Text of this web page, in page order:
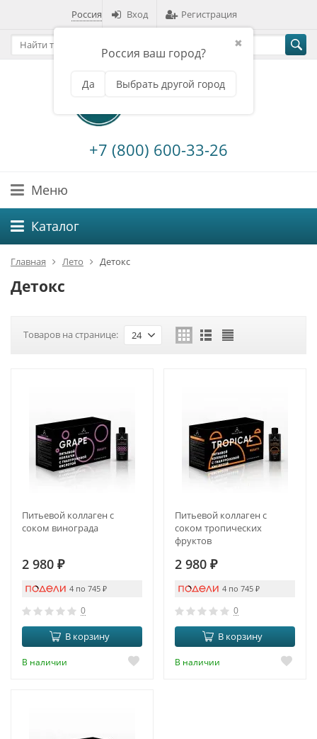
Россия
✖
Россия ваш город?
Да Выбрать другой город
Вход Регистрация
+7 (800) 600-33-26
Меню
Каталог
Главная Лето Детокс
Детокс
Товаров на странице: 24
Питьевой коллаген с
соком винограда
2 980 ₽
4 по 745 ₽
0
В корзину
В наличии
Питьевой коллаген с
соком тропических
фруктов
2 980 ₽
4 по 745 ₽
0
В корзину
В наличии